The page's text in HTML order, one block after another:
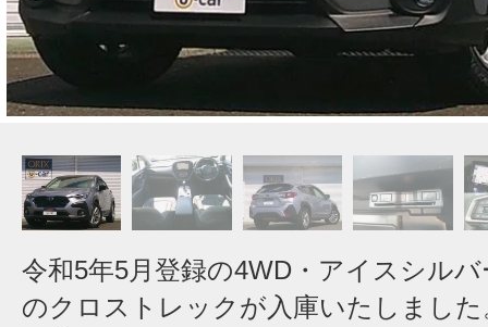
令和5年5月登録の4WD・アイスシル
のクロストレックが入庫いたしまし